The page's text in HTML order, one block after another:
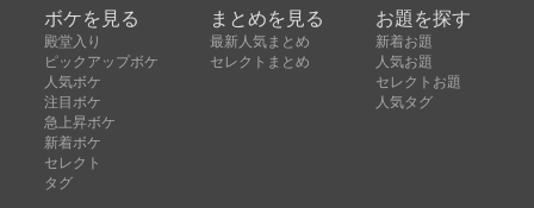
ボケを見る
殿堂入り
ピックアップボケ
人気ボケ
注目ボケ
急上昇ボケ
新着ボケ
セレクト
タグ
まとめを見る
最新人気まとめ
セレクトまとめ
お題を探す
新着お題
人気お題
セレクトお題
人気タグ